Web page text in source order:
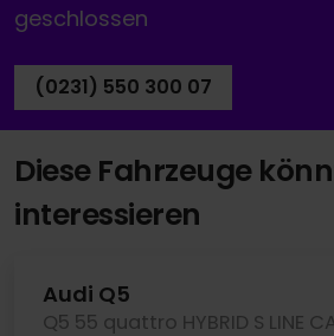
geschlossen
(0231) 550 300 07
Diese Fahrzeuge
interessieren
Audi Q5